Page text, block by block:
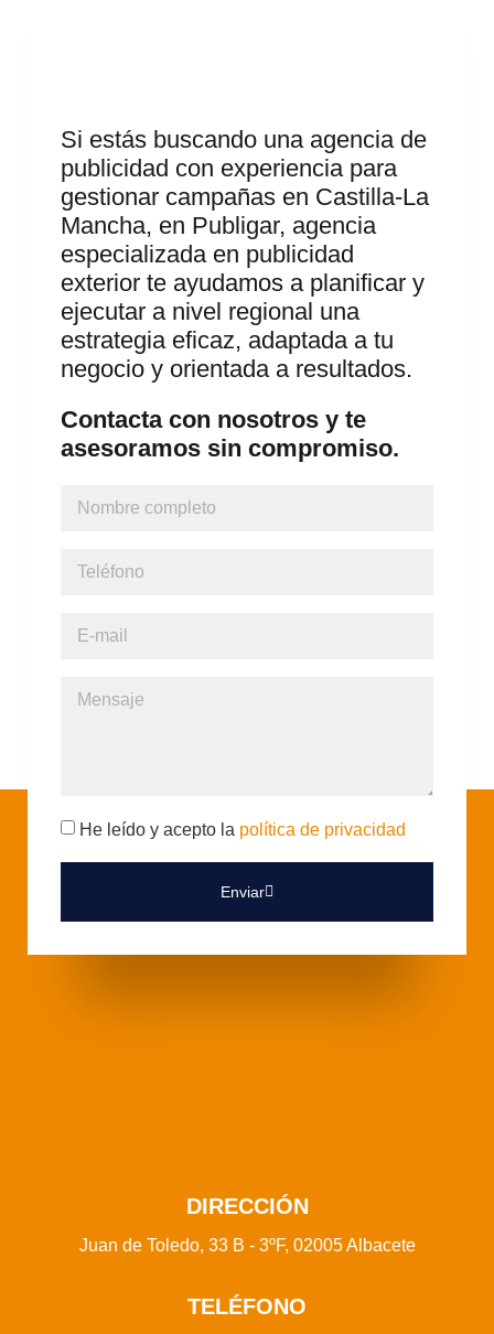
Si estás buscando una agencia de
publicidad con experiencia para
gestionar campañas en Castilla-La
Mancha, en Publigar, agencia
especializada en publicidad
exterior te ayudamos a planificar y
ejecutar a nivel regional una
estrategia eficaz, adaptada a tu
negocio y orientada a resultados.
Contacta con nosotros y te
asesoramos sin compromiso.
He leído y acepto la política de privacidad
Enviar
DIRECCIÓN
Juan de Toledo, 33 B - 3ºF, 02005 Albacete
TELÉFONO